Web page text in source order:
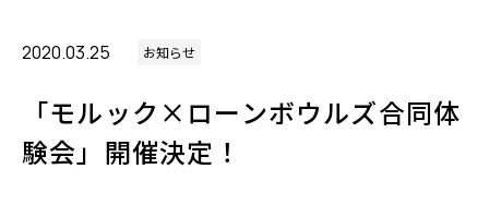
2020.03.25 お知らせ
「モルック×ローンボウルズ合同体
験会」開催決定！